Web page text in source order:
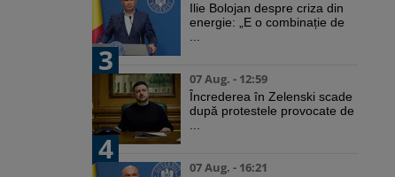
Ilie Bolojan despre criza din
energie: „E o combinație de
3
07 Aug. - 12:59
Încrederea în Zelenski scade
după protestele provocate de
4
07 Aug. - 16:21